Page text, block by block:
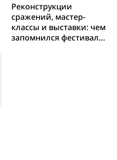
Реконструкции
сражений, мастер-
классы и выставки: чем
запомнился фестиваль